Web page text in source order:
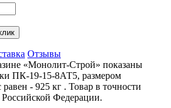
Отзывы
«Монолит-Строй» показаны
ПК-19-15-8АТ5, размером
- 925 кг . Товар в точности
Федерации.